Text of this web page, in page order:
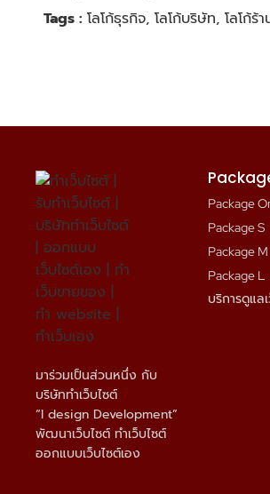
Tags : โลโก้ธุรกิจ, โลโก้บริษัท, โลโก้ร้า
มาร่วมเป็นส่วนหนึ่ง กับ
บริษัททำเว็บไซต์
“I design Development”
พัฒนาเว็บไซต์ ทำเว็บไซต์
ออกแบบเว็บไซต์เอง
Package
Package S
Package M
Package L
บริการดูแล